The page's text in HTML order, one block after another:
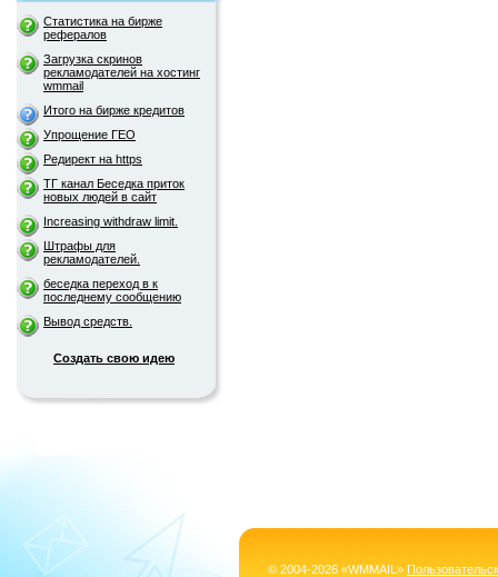
Статистика на бирже
рефералов
Загрузка скринов
рекламодателей на хостинг
wmmail
Итого на бирже кредитов
Упрощение ГЕО
Редирект на https
ТГ канал Беседка приток
новых людей в сайт
Increasing withdraw limit.
Штрафы для
рекламодателей.
беседка переход в к
последнему сообщению
Вывод средств.
Создать свою идею
© 2004-2026 «WMMAIL»